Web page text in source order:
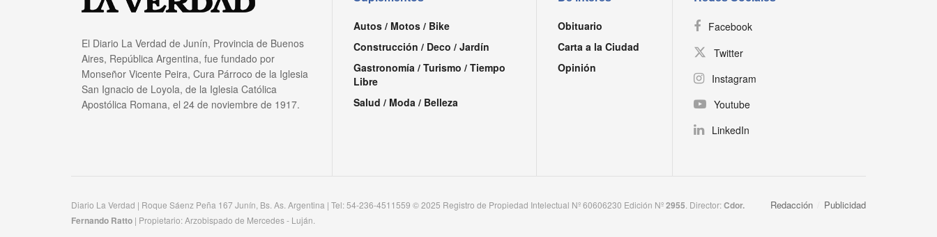
El Diario La Verdad de Junín, Provincia de Buenos
Aires, República Argentina, fue fundado por
Monseñor Vicente Peira, Cura Párroco de la Iglesia
San Ignacio de Loyola, de la Iglesia Católica
Apostólica Romana, el 24 de noviembre de 1917.
Autos / Motos / Bike
Construcción / Deco / Jardín
Gastronomía / Turismo / Tiempo
Libre
Salud / Moda / Belleza
Obituario
Carta a la Ciudad
Opinión
Facebook
Twitter
Instagram
Youtube
LinkedIn
Redacción Publicidad
Diario La Verdad | Roque Sáenz Peña 167 Junín, Bs. As. Argentina | Tel: 54-236-4511559 © 2025 Registro de Propiedad Intelectual Nº 60606230 Edición Nº2955 . Director:​Cdor.
Fernando Ratto | Propietario:​ Arzobispado de Mercedes - Luján.